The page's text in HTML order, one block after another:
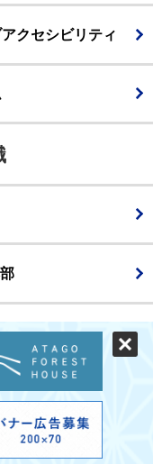
クセシビリティ
パソコン版